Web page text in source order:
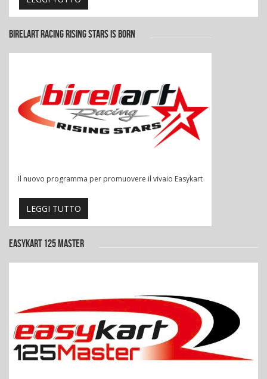
BIRELART RACING RISING STARS IS BORN
Il nuovo programma per promuovere il vivaio Easykart
LEGGI TUTTO
EASYKART 125 MASTER